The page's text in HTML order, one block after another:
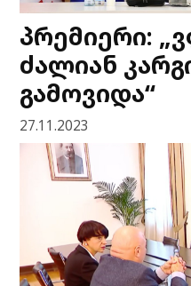
პრემიერი:
ძალიან
გამოვიდა“
27.11.2023